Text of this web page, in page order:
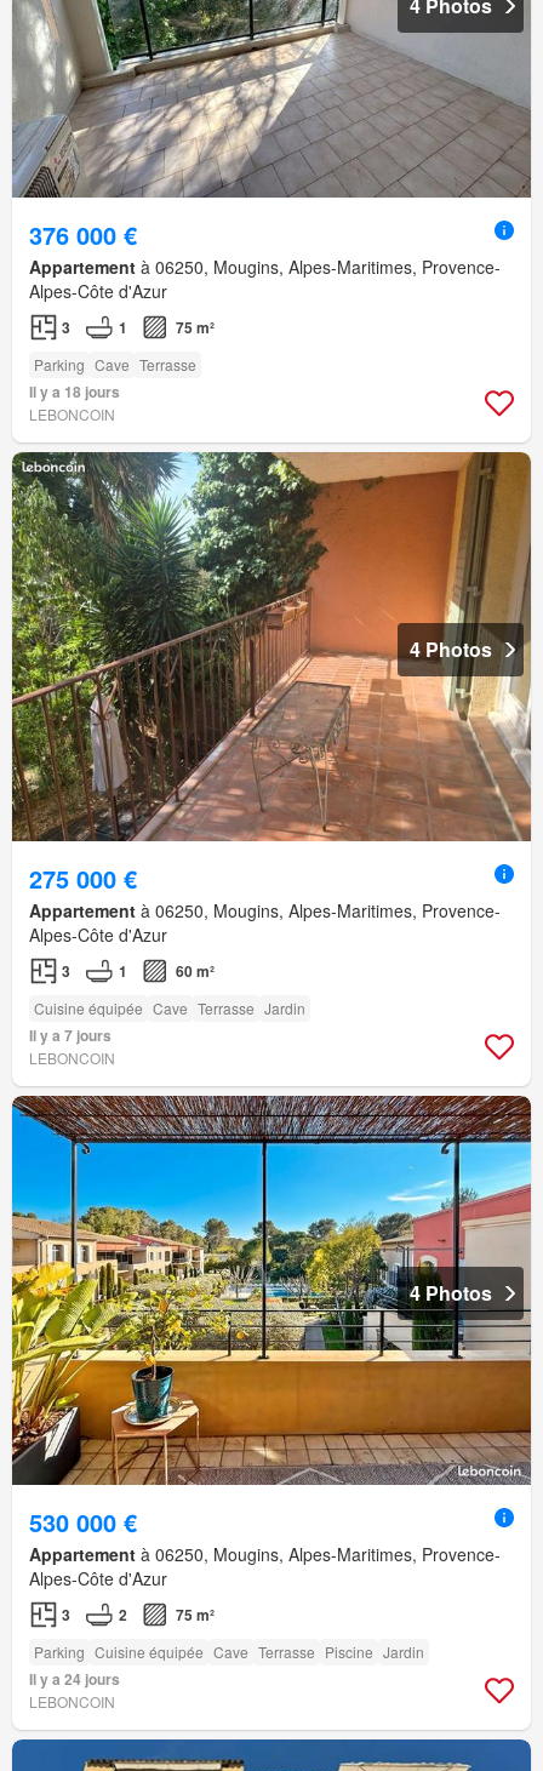
376 000 €
Appartement à 06250, Mougins, Alpes-Maritimes, Provence-
Alpes-Côte d'Azur
3 1 75 m²
Parking Cave Terrasse
Il y a 18 jours
LEBONCOIN
4 Photos
275 000 €
Appartement à 06250, Mougins, Alpes-Maritimes, Provence-
Alpes-Côte d'Azur
3 1 60 m²
Cuisine équipée Cave Terrasse Jardin
Il y a 7 jours
LEBONCOIN
4 Photos
530 000 €
Appartement à 06250, Mougins, Alpes-Maritimes, Provence-
Alpes-Côte d'Azur
3 2 75 m²
Parking Cuisine équipée Cave Terrasse Piscine Jardin
Il y a 24 jours
LEBONCOIN